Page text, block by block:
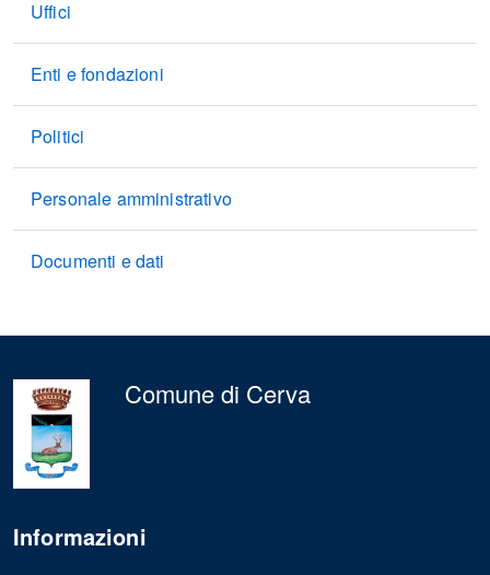
Uffici
Enti e fondazioni
Politici
Personale amministrativo
Documenti e dati
Comune di Cerva
Informazioni